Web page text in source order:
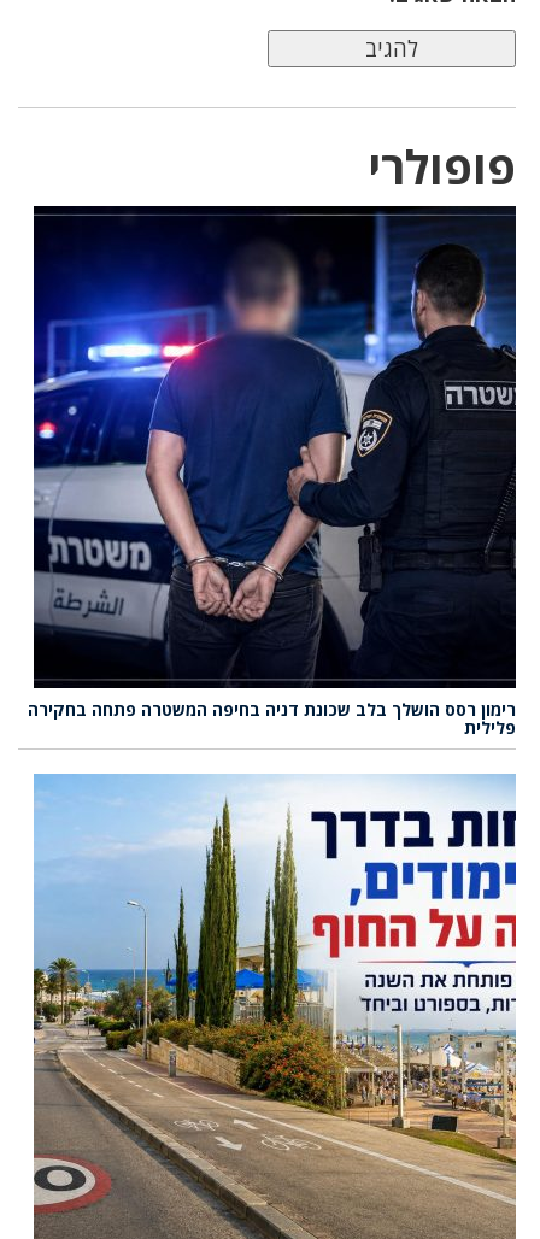
פופולרי
רימון רסס הושלך בלב שכונת דניה בחיפה המשטרה פתחה בחקירה
פלילית